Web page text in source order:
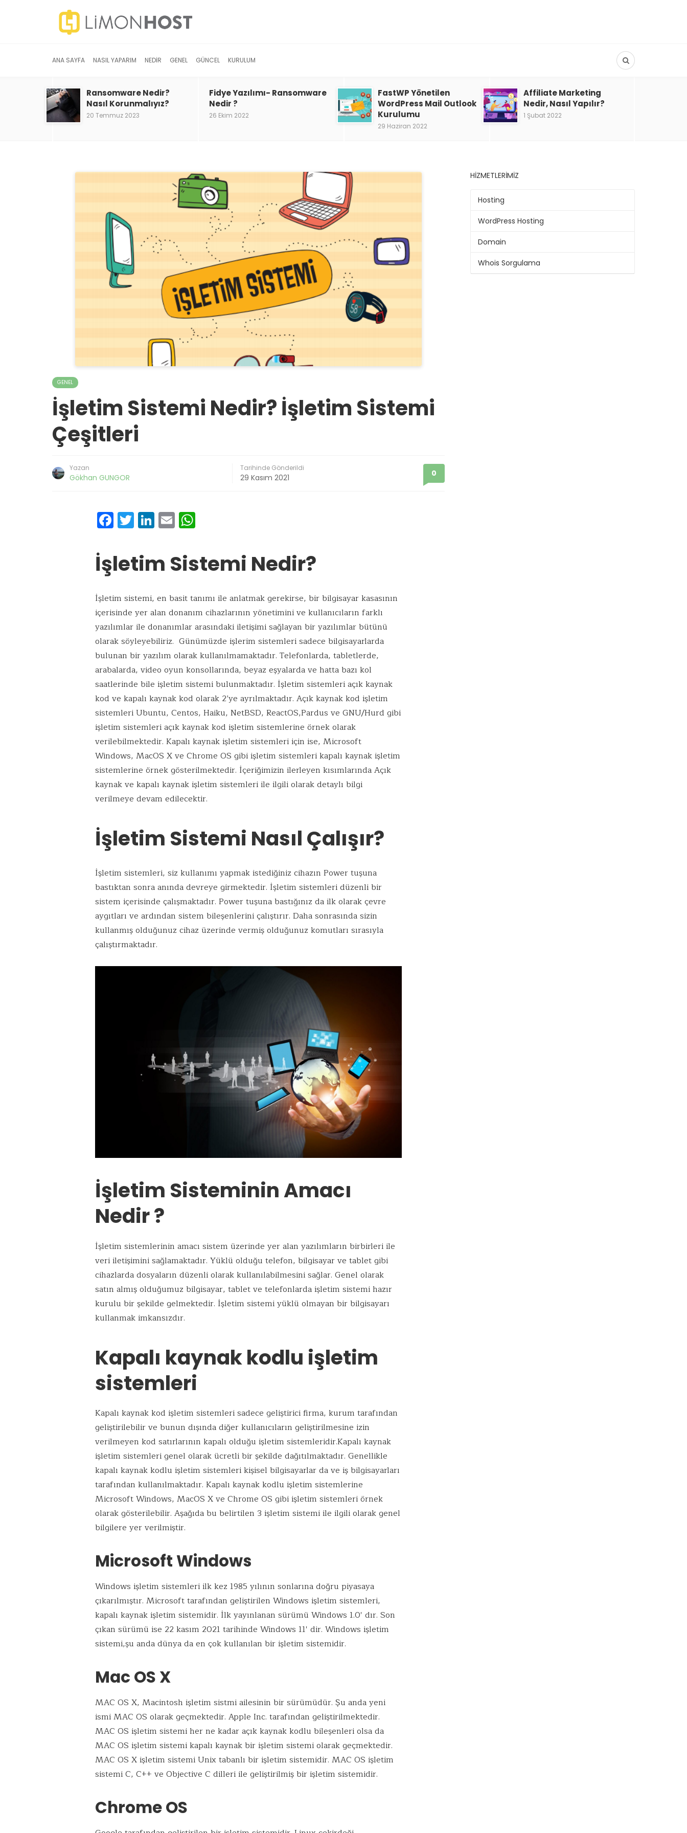
ANA SAYFA NASIL YAPARIM NEDIR GENEL GÜNCEL KURULUM
Ransomware Nedir?
Nasıl Korunmalıyız?
20 Temmuz 2023
Fidye Yazılımı- Ransomware
Nedir ?
26 Ekim 2022
FastWP Yönetilen
WordPress Mail Outlook
Kurulumu
29 Haziran 2022
Affiliate Marketing
Nedir, Nasıl Yapılır?
1 Şubat 2022
GENEL
İşletim Sistemi Nedir? İşletim Sistemi
Çeşitleri
Yazan
Gökhan GUNGOR
Tarihinde Gönderildi
29 Kasım 2021 0
F
ac
e
b
o
k
T
w
it
te
Li
n
k
e
n
E
m
ai
l
at
s
p
p
İşletim Sistemi Nedir?
İşletim sistemi, en basit tanımı ile anlatmak gerekirse, bir bilgisayar kasasının
içerisinde yer alan donanım cihazlarının yönetimini ve kullanıcıların farklı
yazılımlar ile donanımlar arasındaki iletişimi sağlayan bir yazılımlar bütünü
olarak söyleyebiliriz. Günümüzde işlerim sistemleri sadece bilgisayarlarda
bulunan bir yazılım olarak kullanılmamaktadır. Telefonlarda, tabletlerde,
arabalarda, video oyun konsollarında, beyaz eşyalarda ve hatta bazı kol
saatlerinde bile işletim sistemi bulunmaktadır. İşletim sistemleri açık kaynak
kod ve kapalı kaynak kod olarak 2’ye ayrılmaktadır. Açık kaynak kod işletim
sistemleri Ubuntu, Centos, Haiku, NetBSD, ReactOS,Pardus ve GNU/Hurd gibi
işletim sistemleri açık kaynak kod işletim sistemlerine örnek olarak
verilebilmektedir. Kapalı kaynak işletim sistemleri için ise, Microsoft
Windows, MacOS X ve Chrome OS gibi işletim sistemleri kapalı kaynak işletim
sistemlerine örnek gösterilmektedir. İçeriğimizin ilerleyen kısımlarında Açık
kaynak ve kapalı kaynak işletim sistemleri ile ilgili olarak detaylı bilgi
verilmeye devam edilecektir.
İşletim Sistemi Nasıl Çalışır?
İşletim sistemleri, siz kullanımı yapmak istediğiniz cihazın Power tuşuna
bastıktan sonra anında devreye girmektedir. İşletim sistemleri düzenli bir
sistem içerisinde çalışmaktadır. Power tuşuna bastığınız da ilk olarak çevre
aygıtları ve ardından sistem bileşenlerini çalıştırır. Daha sonrasında sizin
kullanmış olduğunuz cihaz üzerinde vermiş olduğunuz komutları sırasıyla
çalıştırmaktadır.
İşletim Sisteminin Amacı
Nedir ?
İşletim sistemlerinin amacı sistem üzerinde yer alan yazılımların birbirleri ile
veri iletişimini sağlamaktadır. Yüklü olduğu telefon, bilgisayar ve tablet gibi
cihazlarda dosyaların düzenli olarak kullanılabilmesini sağlar. Genel olarak
satın almış olduğumuz bilgisayar, tablet ve telefonlarda işletim sistemi hazır
kurulu bir şekilde gelmektedir. İşletim sistemi yüklü olmayan bir bilgisayarı
kullanmak imkansızdır.
Kapalı kaynak kodlu işletim
sistemleri
Kapalı kaynak kod işletim sistemleri sadece geliştirici firma, kurum tarafından
geliştirilebilir ve bunun dışında diğer kullanıcıların geliştirilmesine izin
verilmeyen kod satırlarının kapalı olduğu işletim sistemleridir.Kapalı kaynak
işletim sistemleri genel olarak ücretli bir şekilde dağıtılmaktadır. Genellikle
kapalı kaynak kodlu işletim sistemleri kişisel bilgisayarlar da ve iş bilgisayarları
tarafından kullanılmaktadır. Kapalı kaynak kodlu işletim sistemlerine
Microsoft Windows, MacOS X ve Chrome OS gibi işletim sistemleri örnek
olarak gösterilebilir. Aşağıda bu belirtilen 3 işletim sistemi ile ilgili olarak genel
bilgilere yer verilmiştir.
Microsoft Windows
Windows işletim sistemleri ilk kez 1985 yılının sonlarına doğru piyasaya
çıkarılmıştır. Microsoft tarafından geliştirilen Windows işletim sistemleri,
kapalı kaynak işletim sistemidir. İlk yayınlanan sürümü Windows 1.0′ dır. Son
çıkan sürümü ise 22 kasım 2021 tarihinde Windows 11′ dir. Windows işletim
sistemi,şu anda dünya da en çok kullanılan bir işletim sistemidir.
Mac OS X
MAC OS X, Macintosh işletim sistmi ailesinin bir sürümüdür. Şu anda yeni
ismi MAC OS olarak geçmektedir. Apple Inc. tarafından geliştirilmektedir.
MAC OS işletim sistemi her ne kadar açık kaynak kodlu bileşenleri olsa da
MAC OS işletim sistemi kapalı kaynak bir işletim sistemi olarak geçmektedir.
MAC OS X işletim sistemi Unix tabanlı bir işletim sistemidir. MAC OS işletim
sistemi C, C++ ve Objective C dilleri ile geliştirilmiş bir işletim sistemidir.
Chrome OS
HIZMETLERIMIZ
Hosting
WordPress Hosting
Domain
Whois Sorgulama